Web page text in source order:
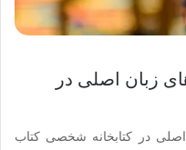
زبان اصلی در
در کتابخانه شخصی کتاب